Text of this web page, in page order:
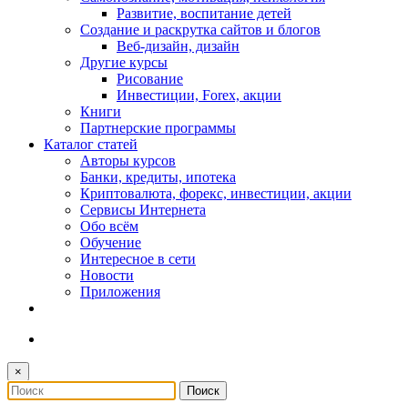
Развитие, воспитание детей
Создание и раскрутка сайтов и блогов
Веб-дизайн, дизайн
Другие курсы
Рисование
Инвестиции, Forex, акции
Книги
Партнерские программы
Каталог статей
Авторы курсов
Банки, кредиты, ипотека
Криптовалюта, форекс, инвестиции, акции
Сервисы Интернета
Обо всём
Обучение
Интересное в сети
Новости
Приложения
×